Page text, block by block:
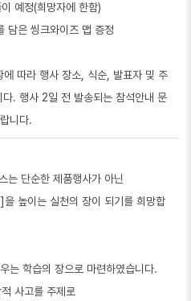
예정(희망자에 한함)
담은 씽크와이즈 맵 증정
따라 행사 장소, 식순, 발표자 및 주
. 행사 2일 전 발송되는 참석안내 문
니다.
단순한 제품행사가 아닌
을 높이는 실천의 장이 되기를 희망합
는 학습의 장으로 마련하였습니다.
사고를 주제로